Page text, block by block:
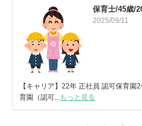
保育士/45歳/
2025/09/11
【キャリア】22年 正社員 認可保育
育園（認可...もっと見る